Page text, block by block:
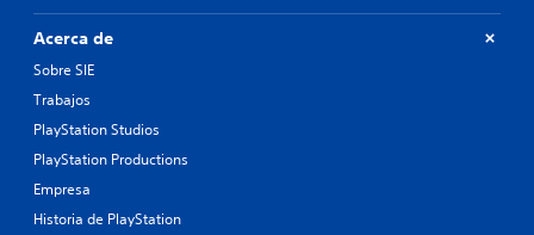
Acerca de
Sobre SIE
Trabajos
PlayStation Studios
PlayStation Productions
Empresa
Historia de PlayStation